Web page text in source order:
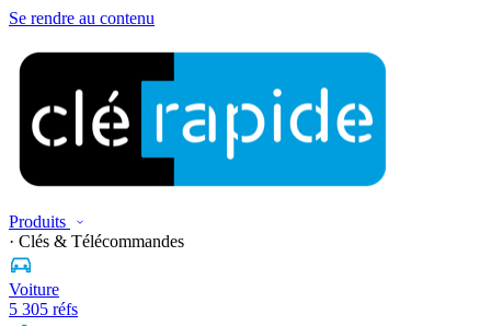
Se rendre au contenu
Produits
· Clés & Télécommandes
Voiture
5 305 réfs